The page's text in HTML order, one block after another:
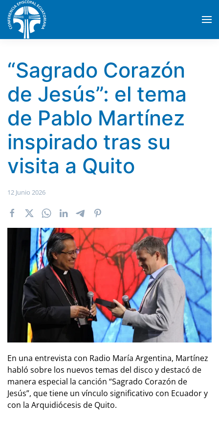
Skip to main content
“Sagrado Corazón
de Jesús”: el tema
de Pablo Martínez
inspirado tras su
visita a Quito
12 Junio 2026
En una entrevista con Radio María Argentina, Martínez
habló sobre los nuevos temas del disco y destacó de
manera especial la canción “Sagrado Corazón de
Jesús”, que tiene un vínculo significativo con Ecuador y
con la Arquidiócesis de Quito.